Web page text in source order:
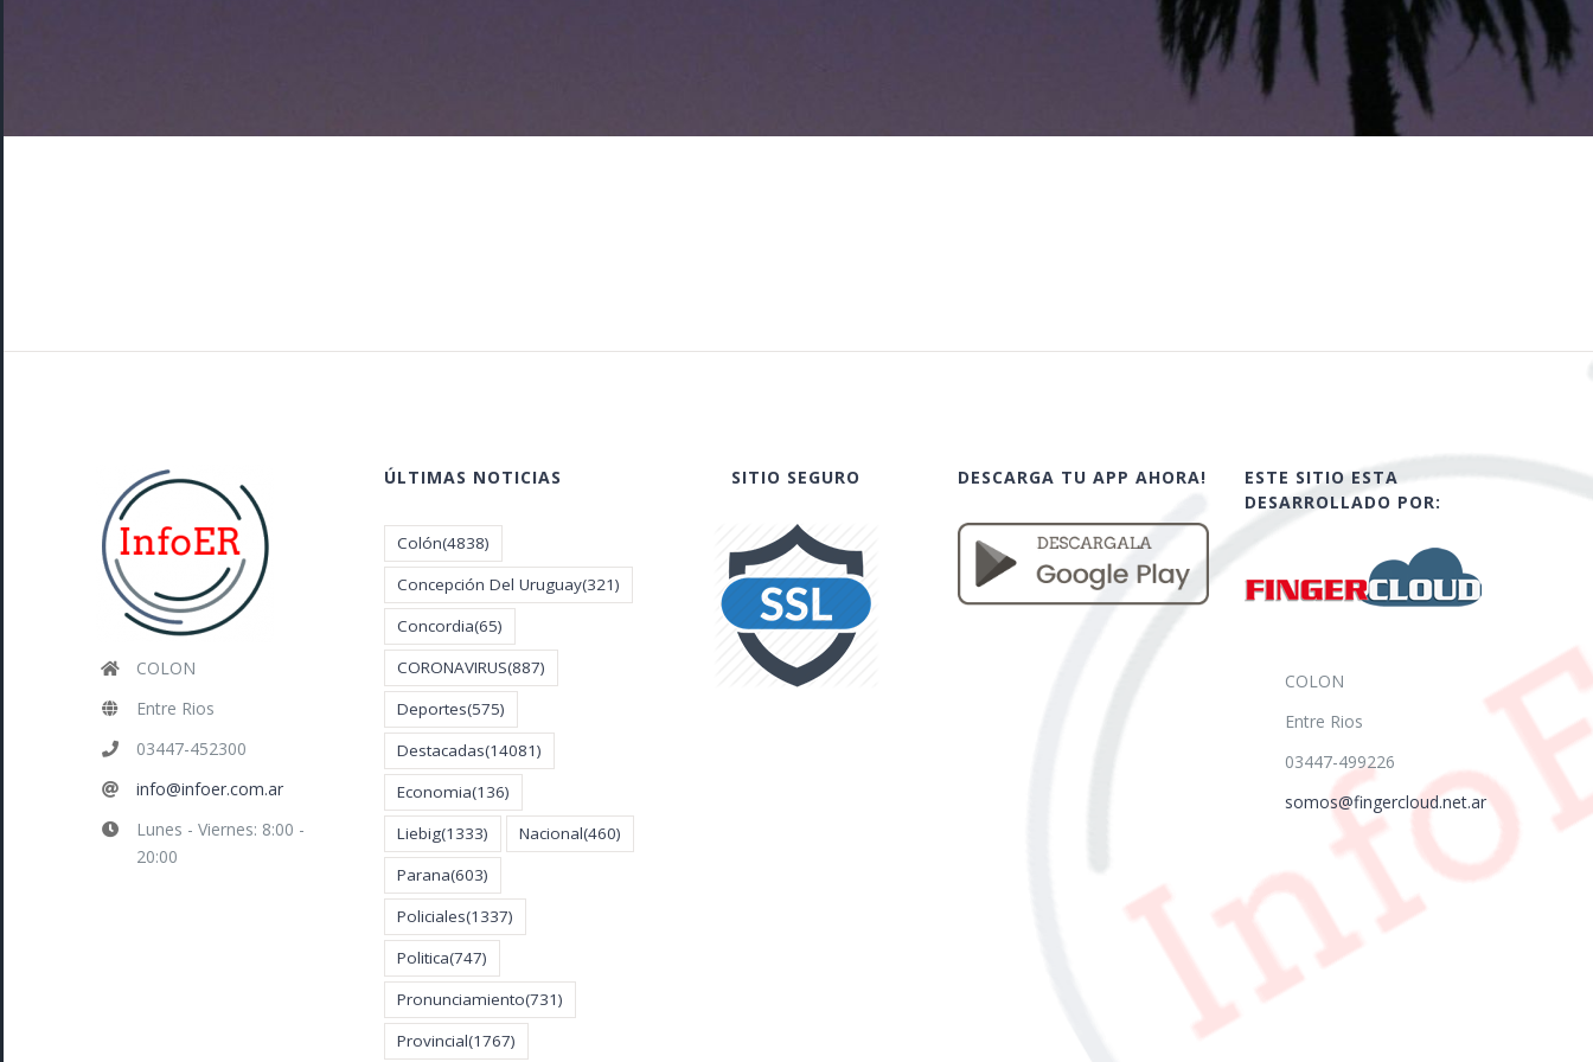
COLON
Entre Rios
03447-452300
info@infoer.com.ar
Lunes - Viernes: 8:00 -
20:00
ÚLTIMAS NOTICIAS
Colón(4838)
Concepción Del Uruguay(321)
Concordia(65)
CORONAVIRUS(887)
Deportes(575)
Destacadas(14081)
Economia(136)
Liebig(1333) Nacional(460)
Parana(603)
Policiales(1337)
Politica(747)
Pronunciamiento(731)
Provincial(1767)
SITIO SEGURO DESCARGA TU APP AHORA!
ESTE SITIO ESTA
DESARROLLADO POR:
COLON
Entre Rios
03447-499226
somos@fingercloud.net.ar